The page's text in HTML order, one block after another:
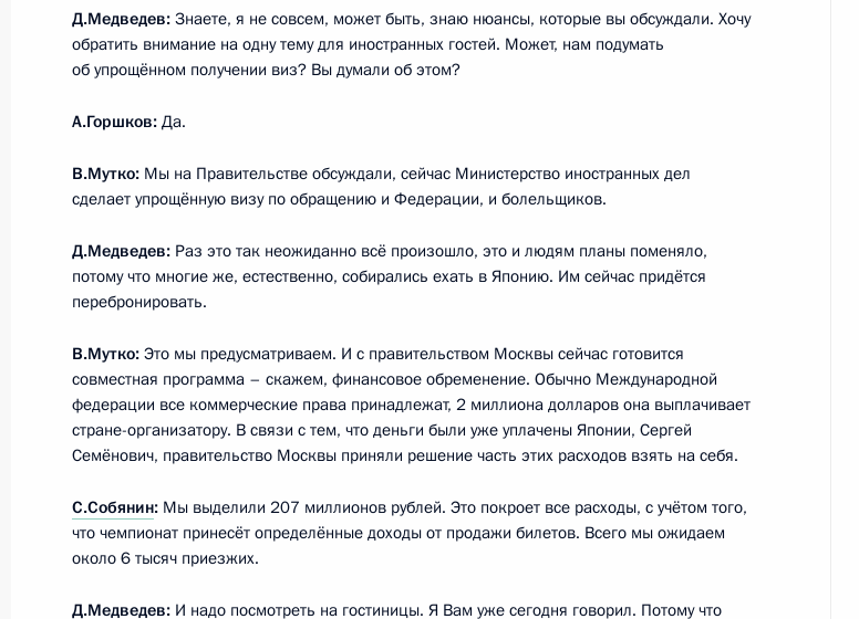
Стенографический отчёт о совещании по организации летнего
отдыха детей и подростков
8 июня 2010 года, 15:00
Утверждён перечень поручений по итогам встречи с активом
всероссийской политической партии «Единая Россия»
4 июня 2010 года, 13:40
Работа Олимпийского комитета России должна стать
по‑настоящему эффективной
20 мая 2010 года, 18:30
Президент проверил исполнение своих поручений за 2009 год
16 марта 2010 года, 15:00
Д.Медведев: Знаете, я не совсем, может быть, знаю нюансы, которые вы обсуждали. Хочу
обратить внимание на одну тему для иностранных гостей. Может, нам подумать
об упрощённом получении виз? Вы думали об этом?
А.Горшков: Да.
В.Мутко: Мы на Правительстве обсуждали, сейчас Министерство иностранных дел
сделает упрощённую визу по обращению и Федерации, и болельщиков.
Д.Медведев: Раз это так неожиданно всё произошло, это и людям планы поменяло,
потому что многие же, естественно, собирались ехать в Японию. Им сейчас придётся
перебронировать.
В.Мутко: Это мы предусматриваем. И с правительством Москвы сейчас готовится
совместная программа – скажем, финансовое обременение. Обычно Международной
федерации все коммерческие права принадлежат, 2 миллиона долларов она выплачивает
стране-организатору. В связи с тем, что деньги были уже уплачены Японии, Сергей
Семёнович, правительство Москвы приняли решение часть этих расходов взять на себя.
С.Собянин: Мы выделили 207 миллионов рублей. Это покроет все расходы, с учётом того,
что чемпионат принесёт определённые доходы от продажи билетов. Всего мы ожидаем
около 6 тысяч приезжих.
Д.Медведев: И надо посмотреть на гостиницы. Я Вам уже сегодня говорил. Потому что